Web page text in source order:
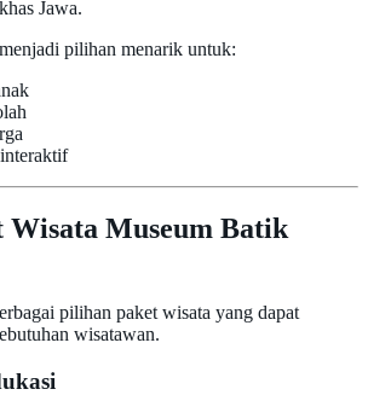
Jawa.
pilihan menarik untuk:
Wisata Museum Batik
pilihan paket wisata yang dapat
wisatawan.